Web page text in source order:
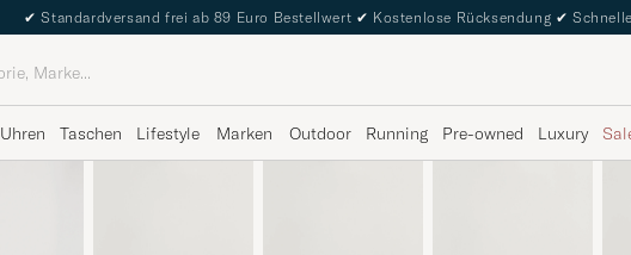
✔ Standardversand frei ab 89 Euro Bestellwert ✔ Kostenlose Rücksendung ✔
Uhren Taschen Lifestyle Marken Outdoor Running Pre-owned Luxury